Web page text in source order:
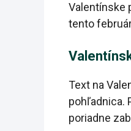
Valentínske
tento
Text na
pohľadnica.
poriadne